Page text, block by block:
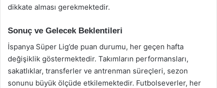
dikkate alması gerekmektedir.
Sonuç ve Gelecek Beklentileri
İspanya Süper Lig’de puan durumu, her geçen hafta
değişiklik göstermektedir. Takımların performansları,
sakatlıklar, transferler ve antrenman süreçleri, sezon
sonunu büyük ölçüde etkilemektedir. Futbolseverler, her